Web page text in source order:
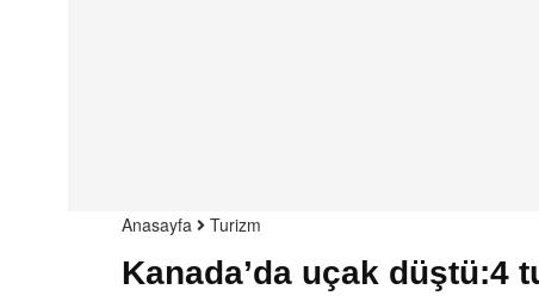
Anasayfa Turizm
Kanada’da uçak düştü:4